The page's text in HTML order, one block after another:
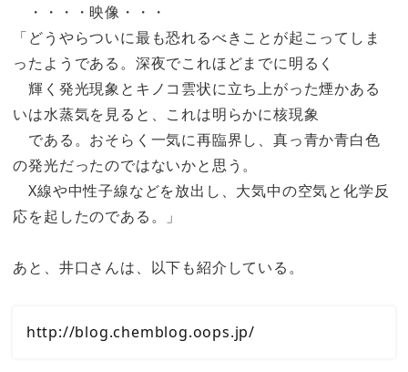
・・・・映像・・・
「どうやらついに最も恐れるべきことが起こってしま
ったようである。深夜でこれほどまでに明るく
輝く発光現象とキノコ雲状に立ち上がった煙かある
いは水蒸気を見ると、これは明らかに核現象
である。おそらく一気に再臨界し、真っ青か青白色
の発光だったのではないかと思う。
X線や中性子線などを放出し、大気中の空気と化学反
応を起したのである。」
あと、井口さんは、以下も紹介している。
http://blog.chemblog.oops.jp/